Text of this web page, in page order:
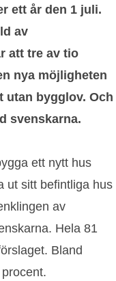
ett år den 1 juli.
av
att tre av tio
nya möjligheten
utan bygglov. Och
svenskarna.
ett nytt hus
ut sitt befintliga hus
av
Hela 81
Bland